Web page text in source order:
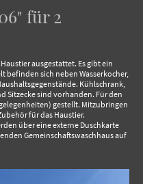
für 2
ausgestattet. Es gibt ein
befinden sich neben Wasserkocher,
Kühlschrank,
Sitzecke sind vorhanden. Für den
gestellt. Mitzubringen
für das Haustier.
über eine externe Duschkarte
Gemeinschaftswaschhaus auf